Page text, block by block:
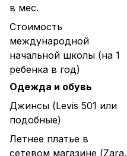
в мес.
Стоимость
международной
начальной школы (на 1
ребенка в год)
Одежда и обувь
Джинсы (Levis 501 или
подобные)
Летнее платье в
сетевом магазине (Zara,